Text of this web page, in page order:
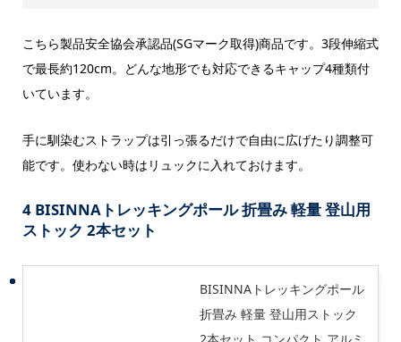
こちら製品安全協会承認品(SGマーク取得)商品です。3段伸縮式
で最長約120cm。どんな地形でも対応できるキャップ4種類付
いています。
手に馴染むストラップは引っ張るだけで自由に広げたり調整可
能です。使わない時はリュックに入れておけます。
4 BISINNAトレッキングポール 折畳み 軽量 登山用
ストック 2本セット
BISINNAトレッキングポール
折畳み 軽量 登山用ストック